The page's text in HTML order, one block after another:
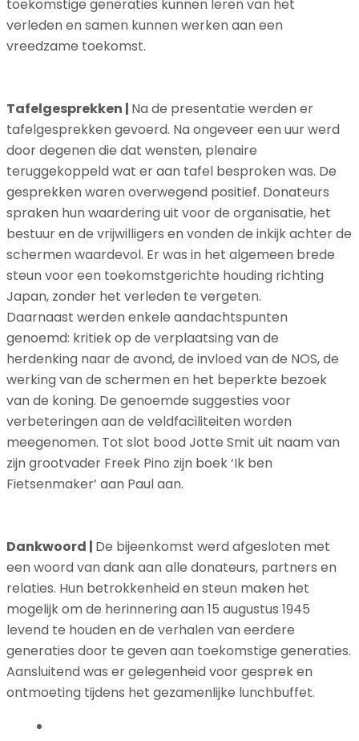
toekomstige generaties kunnen leren van het
verleden en samen kunnen werken aan een
vreedzame toekomst.
Tafelgesprekken | Na de presentatie werden er
tafelgesprekken gevoerd. Na ongeveer een uur werd
door degenen die dat wensten, plenaire
teruggekoppeld wat er aan tafel besproken was. De
gesprekken waren overwegend positief. Donateurs
spraken hun waardering uit voor de organisatie, het
bestuur en de vrijwilligers en vonden de inkijk achter de
schermen waardevol. Er was in het algemeen brede
steun voor een toekomstgerichte houding richting
Japan, zonder het verleden te vergeten.
Daarnaast werden enkele aandachtspunten
genoemd: kritiek op de verplaatsing van de
herdenking naar de avond, de invloed van de NOS, de
werking van de schermen en het beperkte bezoek
van de koning. De genoemde suggesties voor
verbeteringen aan de veldfaciliteiten worden
meegenomen. Tot slot bood Jotte Smit uit naam van
zijn grootvader Freek Pino zijn boek ‘Ik ben
Fietsenmaker’ aan Paul aan.
Dankwoord | De bijeenkomst werd afgesloten met
een woord van dank aan alle donateurs, partners en
relaties. Hun betrokkenheid en steun maken het
mogelijk om de herinnering aan 15 augustus 1945
levend te houden en de verhalen van eerdere
generaties door te geven aan toekomstige generaties.
Aansluitend was er gelegenheid voor gesprek en
ontmoeting tijdens het gezamenlijke lunchbuffet.